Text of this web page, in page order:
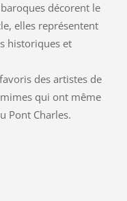
décorent le
elles représentent
historiques et
des artistes de
qui ont même
Pont Charles.